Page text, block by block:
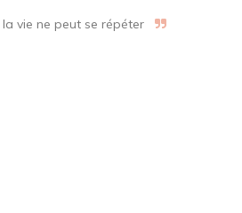
la vie ne peut se répéter